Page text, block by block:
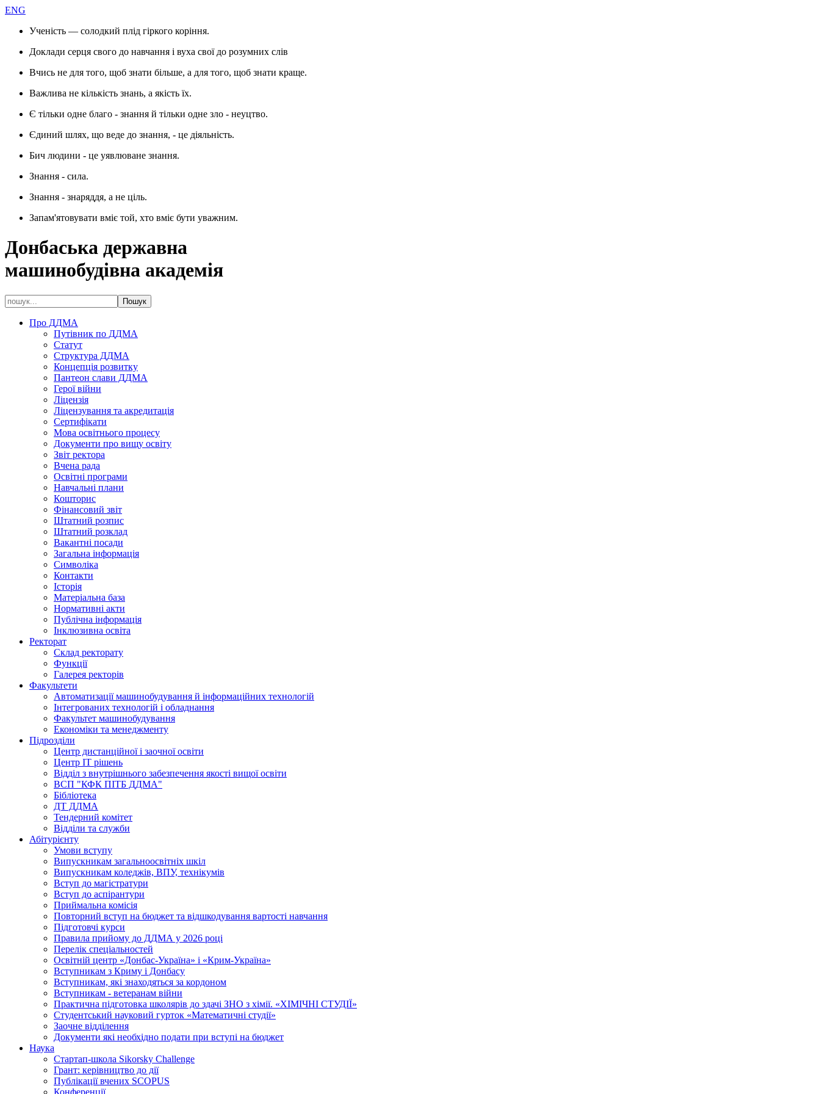
ENG
Ученість — солодкий плід гіркого коріння.
Доклади серця свого до навчання і вуха свої до розумних слів
Вчись не для того, щоб знати більше, а для того, щоб знати краще.
Важлива не кількість знань, а якість їх.
Є тільки одне благо - знання й тільки одне зло - неуцтво.
Єдиний шлях, що веде до знання, - це діяльність.
Бич людини - це уявлюване знання.
Знання - сила.
Знання - знаряддя, а не ціль.
Запам'ятовувати вміє той, хто вміє бути уважним.
Донбаська державна
машинобудівна академія
Про ДДМА
Путівник по ДДМА
Статут
Структура ДДМА
Концепція розвитку
Пантеон слави ДДМА
Герої війни
Ліцензія
Ліцензування та акредитація
Сертифікати
Мова освітнього процесу
Документи про вищу освіту
Звіт ректора
Вчена рада
Освітні програми
Навчальні плани
Кошторис
Фінансовий звіт
Штатний розпис
Штатний розклад
Вакантні посади
Загальна інформація
Символіка
Контакти
Історія
Матеріальна база
Нормативні акти
Публічна інформація
Інклюзивна освіта
Ректорат
Склад ректорату
Функції
Галерея ректорів
Факультети
Автоматизації машинобудування й інформаційних технологій
Інтегрованих технологій і обладнання
Факультет машинобудування
Економіки та менеджменту
Підрозділи
Центр дистанційної і заочної освіти
Центр ІТ рішень
Відділ з внутрішнього забезпечення якості вищої освіти
ВСП "КФК ПІТБ ДДМА"
Бібліотека
ДТ ДДМА
Тендерний комітет
Відділи та служби
Абітурієнту
Умови вступу
Випускникам загальноосвітніх шкіл
Випускникам коледжів, ВПУ, технікумів
Вступ до магістратури
Вступ до аспірантури
Приймальна комісія
Повторний вступ на бюджет та відшкодування вартості навчання
Підготовчі курси
Правила прийому до ДДМА у 2026 році
Перелік спеціальностей
Освітній центр «Донбас-Україна» і «Крим-Україна»
Вступникам з Криму і Донбасу
Вступникам, які знаходяться за кордоном
Вступникам - ветеранам війни
Практична підготовка школярів до здачі ЗНО з хімії. «ХІМІЧНІ СТУДІЇ»
Студентський науковий гурток «Математичні студії»
Заочне відділення
Документи які необхідно подати при вступі на бюджет
Наука
Стартап-школа Sikorsky Challenge
Грант: керівництво до дії
Публікації вчених SCOPUS
Конференції